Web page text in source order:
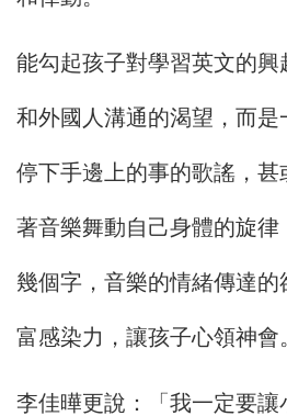
能勾起孩子對學習英文的
和外國人溝通的渴望，而
停下手邊上的事的歌謠，甚
著音樂舞動自己身體的旋
幾個字，音樂的情緒傳達的
富感染力，讓孩子心領神會
李佳曄更說：「我一定要讓